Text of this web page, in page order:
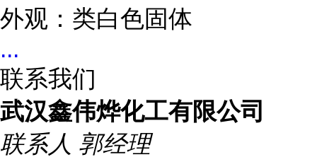
外观：类白色固体
...
联系我们
武汉鑫伟烨化工有限公司
联系人 郭经理